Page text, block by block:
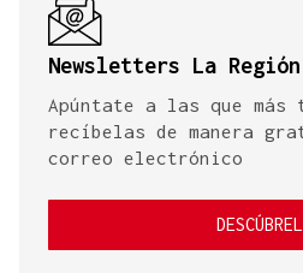
Newsletters La Región
Apúntate a las que
recíbelas de manera
correo electrónico